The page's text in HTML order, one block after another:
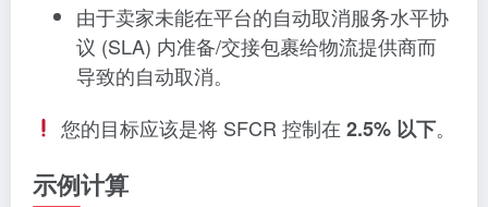
由于卖家未能在平台的自动取消服务水平协
议 (SLA) 内准备/交接包裹给物流提供商而
导致的自动取消。
您的目标应该是将 SFCR 控制在 2.5% 以下。
示例计算